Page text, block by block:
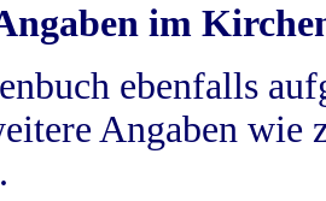
im
ebenfalls
Angaben wie